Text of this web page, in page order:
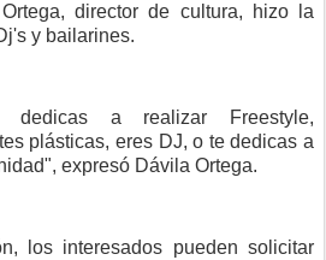
director de cultura, hizo la
y bailarines.
a realizar Freestyle,
plásticas, eres DJ, o te dedicas a
expresó Dávila Ortega.
los interesados pueden solicitar